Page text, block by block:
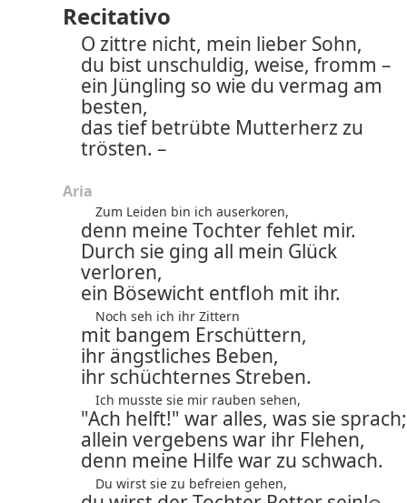
Recitativo
O zittre nicht, mein lieber Sohn,
du bist unschuldig, weise, fromm –
ein Jüngling so wie du vermag am
besten,
das tief betrübte Mutterherz zu
trösten. –
Aria
Zum Leiden bin ich auserkoren,
denn meine Tochter fehlet mir.
Durch sie ging all mein Glück
verloren,
ein Bösewicht entfloh mit ihr.
Noch seh ich ihr Zittern
mit bangem Erschüttern,
ihr ängstliches Beben,
ihr schüchternes Streben.
Ich musste sie mir rauben sehen,
"Ach helft!" war alles, was sie sprach;
allein vergebens war ihr Flehen,
denn meine Hilfe war zu schwach.
Du wirst sie zu befreien gehen,